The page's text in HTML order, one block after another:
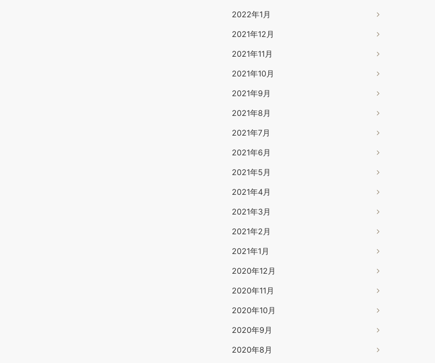
2022年1月
2021年12月
2021年11月
2021年10月
2021年9月
2021年8月
2021年7月
2021年6月
2021年5月
2021年4月
2021年3月
2021年2月
2021年1月
2020年12月
2020年11月
2020年10月
2020年9月
2020年8月